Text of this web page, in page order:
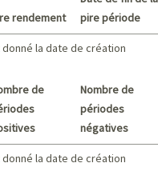
rendement
pire période
la date de création
de
Nombre de
périodes
négatives
la date de création
la date de création